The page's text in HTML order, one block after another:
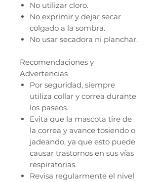
No utilizar cloro.
No exprimir y dejar secar
colgado a la sombra.
No usar secadora ni planchar.
Recomendaciones y
Advertencias
Por seguridad, siempre
utiliza collar y correa durante
los paseos.
Evita que la mascota tire de
la correa y avance tosiendo o
jadeando, ya que esto puede
causar trastornos en sus vías
respiratorias.
Revisa regularmente el nivel